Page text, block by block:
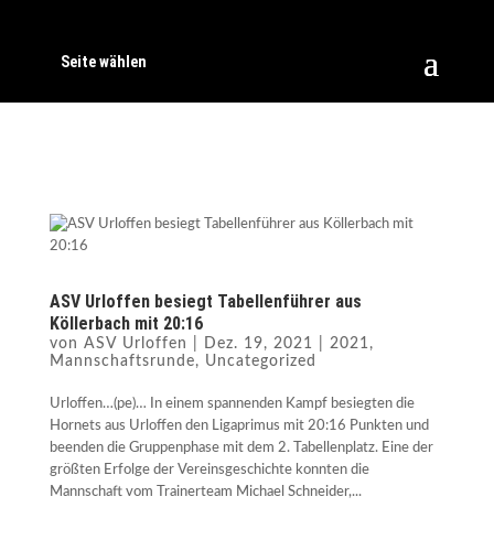
Seite wählen
ASV Urloffen besiegt Tabellenführer aus
Köllerbach mit 20:16
von ASV Urloffen Dez. 19, 2021 2021 ,
Mannschaftsrunde, Uncategorized
Urloffen…(pe)… In einem spannenden Kampf besiegten die
Hornets aus Urloffen den Ligaprimus mit 20:16 Punkten und
beenden die Gruppenphase mit dem 2. Tabellenplatz. Eine der
größten Erfolge der Vereinsgeschichte konnten die
Mannschaft vom Trainerteam Michael Schneider,...